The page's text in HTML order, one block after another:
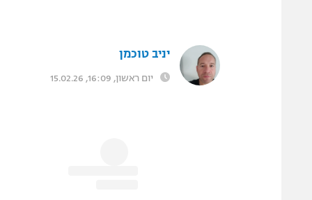
יניב טוכמן
יום ראשון, 16:09, 15.02.26